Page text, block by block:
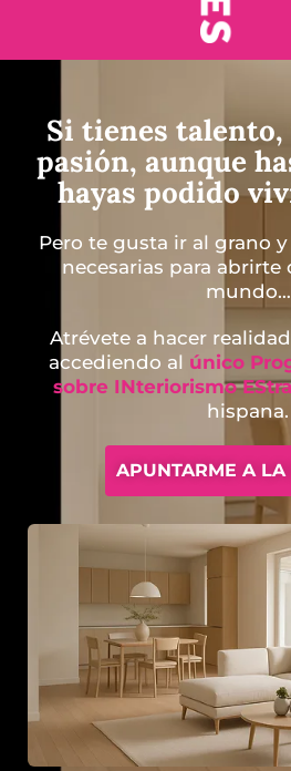
Si tienes talento,
pasión, aunque
hayas podido
Pero te gusta ir al grano
necesarias para abrirte
mundo…
Atrévete a hacer
accediendo al único
sobre INteriorismo
hispana.
APUNTARME A LA